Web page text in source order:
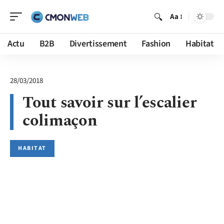
Aa
Actu B2B Divertissement Fashion Habitat
28/03/2018
Tout savoir sur l’escalier
colimaçon
HABITAT